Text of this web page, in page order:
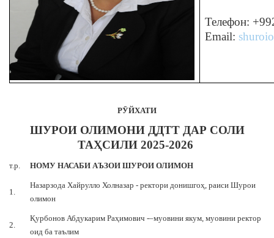
Телефон:
Email:
РӮЙХАТИ
ШУРОИ ОЛИМОНИ ДДТТ ДАР СОЛИ
ТАҲСИЛИ 2025-2026
т.р. НОМУ НАСАБИ АЪЗОИ ШУРОИ ОЛИМОН
1.
Назарзода Хайрулло Холназар - ректори донишгоҳ, раиси Шурои
олимон
2.
Қурбонов Абдукарим Раҳимович -–муовини якум, муовини ректор
оид ба таълим